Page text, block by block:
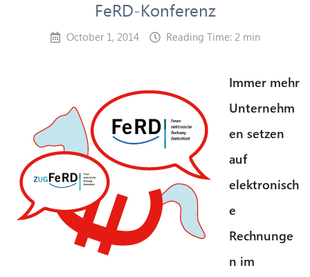
FeRD-Konferenz
October 1, 2014 Reading Time: 2 min
Immer mehr
Unternehm
en setzen
auf
elektronisch
e
Rechnunge
n im